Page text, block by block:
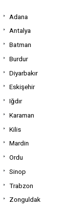
Adana
Antalya
Batman
Burdur
Diyarbakır
Eskişehir
Iğdır
Karaman
Kilis
Mardin
Ordu
Sinop
Trabzon
Zonguldak